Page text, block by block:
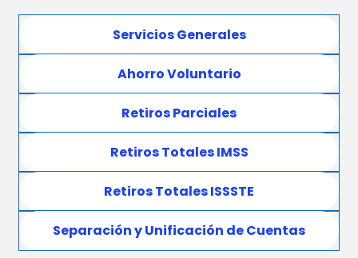
Servicios Generales
Ahorro Voluntario
Retiros Parciales
Retiros Totales IMSS
Retiros Totales ISSSTE
Separación y Unificación de Cuentas